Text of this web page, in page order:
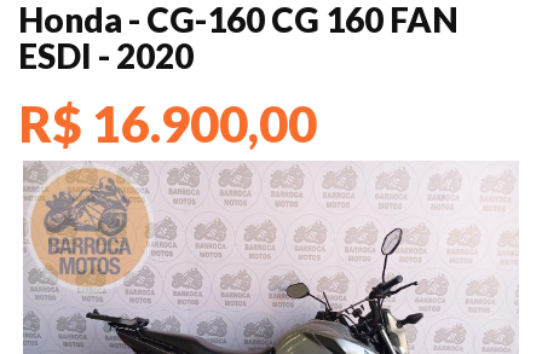
Honda - CG-160 CG 160 FAN
ESDI - 2020
R$ 16.900,00